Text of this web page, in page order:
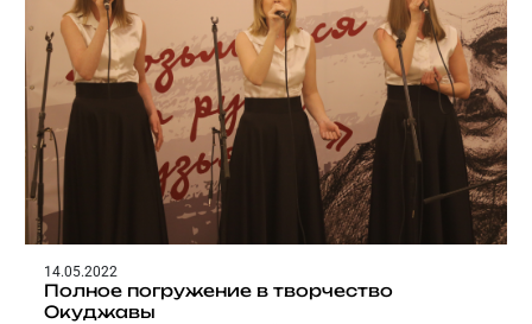
14.05.2022
Полное погружение в творчество
Окуджавы